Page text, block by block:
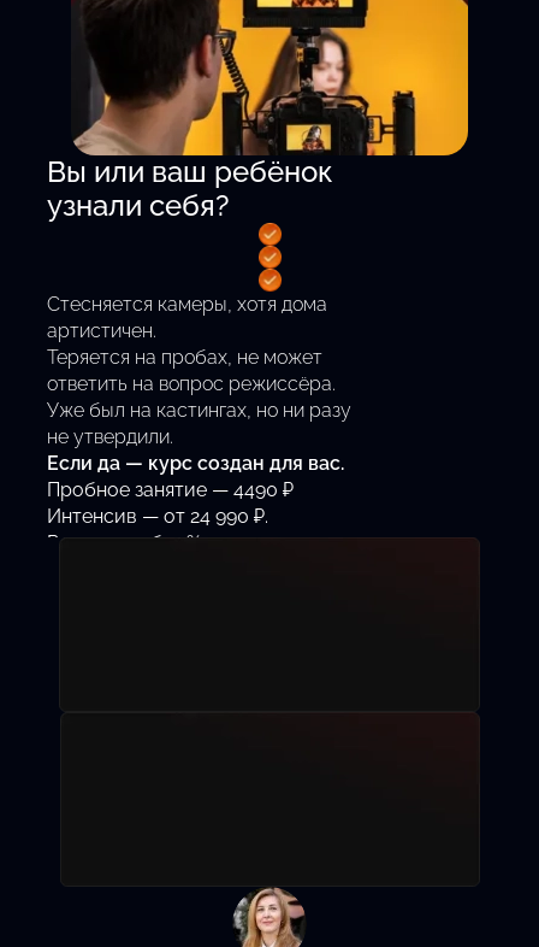
Вы или ваш ребёнок
узнали себя?
Стесняется камеры, хотя дома
артистичен.
Теряется на пробах, не может
ответить на вопрос режиссёра.
Уже был на кастингах, но ни разу
не утвердили.
Если да — курс создан для вас.
Пробное занятие — 4490 ₽
Интенсив — от 24 990 ₽.
Рассрочка без %